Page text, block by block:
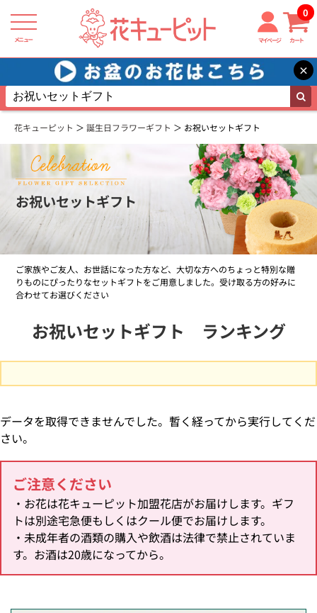
メニュー マイページ カート
0
×
花キューピット 誕生日フラワーギフト お祝いセットギフト
お祝いセットギフト
ご家族やご友人、お世話になった方など、大切な方へのちょっと特別な贈
りものにぴったりなセットギフトをご用意しました。受け取る方の好みに
合わせてお選びください
お祝いセットギフト ランキング
データを取得できませんでした。暫く経ってから実行してくだ
さい。
ご注意ください
・お花は花キューピット加盟花店がお届けします。ギフ
トは別途宅急便もしくはクール便でお届けします。
・未成年者の酒類の購入や飲酒は法律で禁止されていま
す。お酒は20歳になってから。